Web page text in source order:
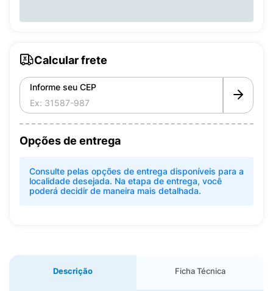
Calcular frete
Informe seu CEP
Opções de entrega
Consulte pelas opções de entrega disponíveis para a
localidade desejada. Na etapa de entrega, você
poderá decidir de maneira mais detalhada.
Descrição Ficha Técnica